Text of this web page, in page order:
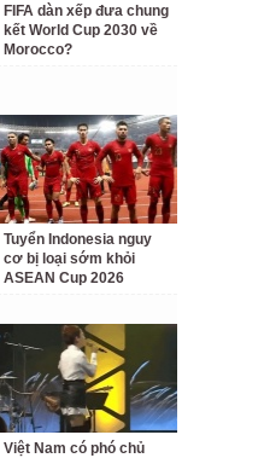
FIFA dàn xếp đưa chung
kết World Cup 2030 về
Morocco?
Tuyển Indonesia nguy
cơ bị loại sớm khỏi
ASEAN Cup 2026
Việt Nam có phó chủ